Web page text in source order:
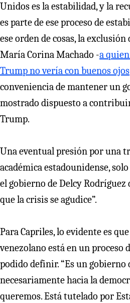
Unidos es la estabilidad, y la
es parte de ese proceso de
ese orden de cosas, la
María Corina Machado -a
Trump no vería con buenos ojos
conveniencia de mantener un
mostrado dispuesto a
Trump.
Una eventual presión por una
académica estadounidense,
el gobierno de Delcy Rodríguez
que la crisis se agudice”.
Para Capriles, lo evidente es
venezolano está en un proceso
podido definir. “Es un gobierno
necesariamente hacia la
queremos. Está tutelado por